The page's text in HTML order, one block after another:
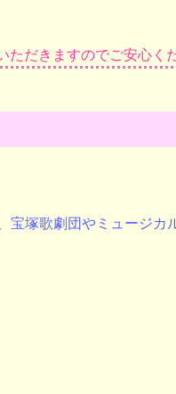
ただきますのでご安心く
塚歌劇団やミュージカ